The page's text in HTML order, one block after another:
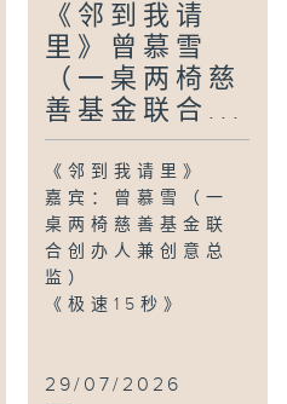
《邻到我请
里》曾慕雪
（一桌两椅慈
善基金联合...
《邻到我请里》
嘉宾：曾慕雪（一
桌两椅慈善基金联
合创办人兼创意总
监）
《极速15秒》
29/07/2026